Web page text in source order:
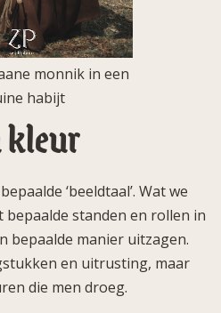
monnik in een
habijt
kleur
‘beeldtaal’. Wat we
bepaalde standen en rollen in
bepaalde manier uitzagen.
en uitrusting, maar
die men droeg.